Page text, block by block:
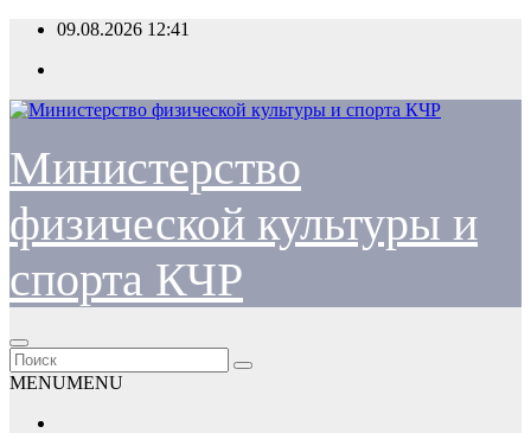
Перейти
содержимому
09.08.2026 12:41
Министерство
физической культуры и
спорта КЧР
MENUMENU